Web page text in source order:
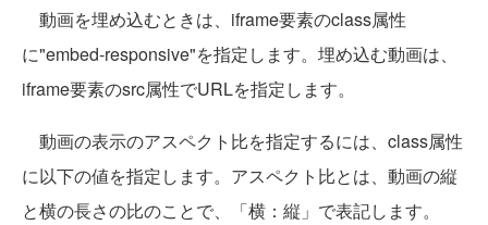
動画を埋め込むときは、iframe要素のclass属性
に"embed-responsive"を指定します。埋め込む動画は、
iframe要素のsrc属性でURLを指定します。
動画の表示のアスペクト比を指定するには、class属性
に以下の値を指定します。アスペクト比とは、動画の縦
と横の長さの比のことで、「横：縦」で表記します。